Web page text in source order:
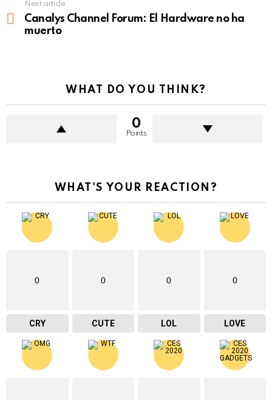
Next article
Canalys Channel Forum: El Hardware no ha
muerto
WHAT DO YOU THINK?
0
Points
WHAT'S YOUR REACTION?
0
CRY
0
CUTE
0
LOL
0
LOVE